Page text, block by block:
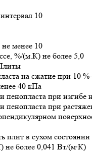
10
не менее 10
%/(м.К) не более 5,0
на сжатие при 10
40 кПа
пенопласта при изгибе
пенопласта при
плит в сухом
не более 0,041 Вт/(м∙К)